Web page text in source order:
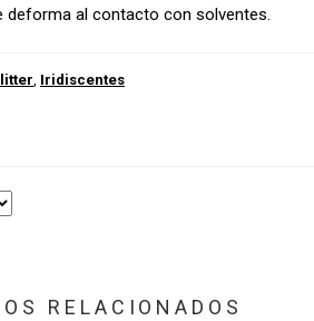
deforma al contacto con solventes.
Iridiscentes
RELACIONADOS